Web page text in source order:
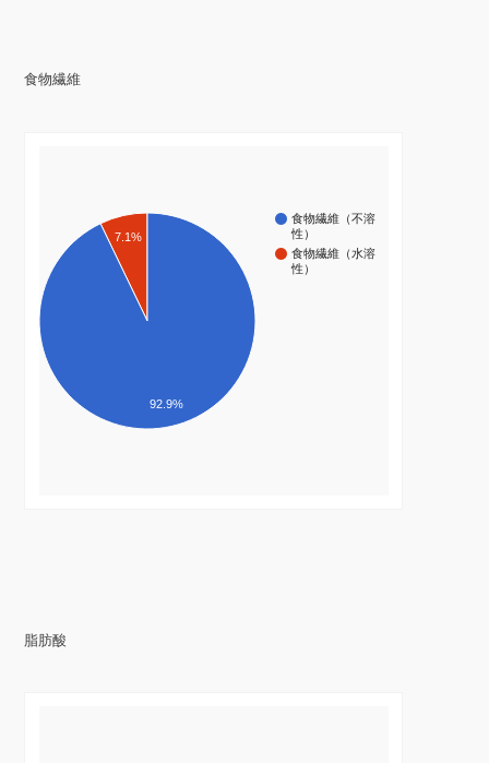
食物繊維
食物繊維（不溶
性）
食物繊維（水溶
性）
7.1%
92.9%
脂肪酸